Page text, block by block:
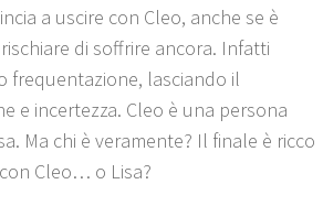
a uscire con Cleo, anche se è
di soffrire ancora. Infatti
frequentazione, lasciando il
e incertezza. Cleo è una persona
Ma chi è veramente? Il finale è ricco
Cleo… o Lisa?